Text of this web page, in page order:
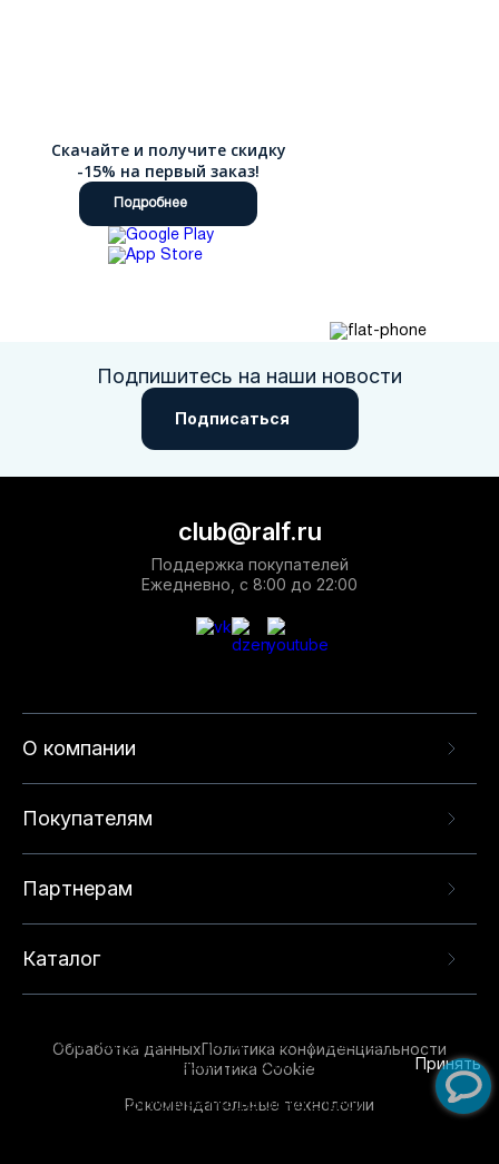
Скачайте и получите скидку
-15% на первый заказ!
Подробнее
Подпишитесь на наши новости
Подписаться
О компании
Покупателям
Партнерам
Каталог
club@ralf.ru
Поддержка покупателей
Ежедневно, с 8:00 до 22:00
Обработка данныхПолитика конфиденциальности
Политика Cookie
Рекомендательные технологии
опыта на нашем сайте. Продолжая использовать
данный сайт, вы соглашаетесь с использованием
технологий. Для получения дополнительной
Принять